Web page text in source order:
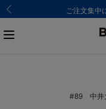
ご注文集中
#89 中井